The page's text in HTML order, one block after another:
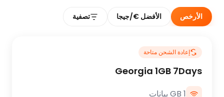
الأرخص الأفضل €/جيجا تصفية
إعادة الشحن متاحة
Georgia 1GB 7Days
1 GB بيانات